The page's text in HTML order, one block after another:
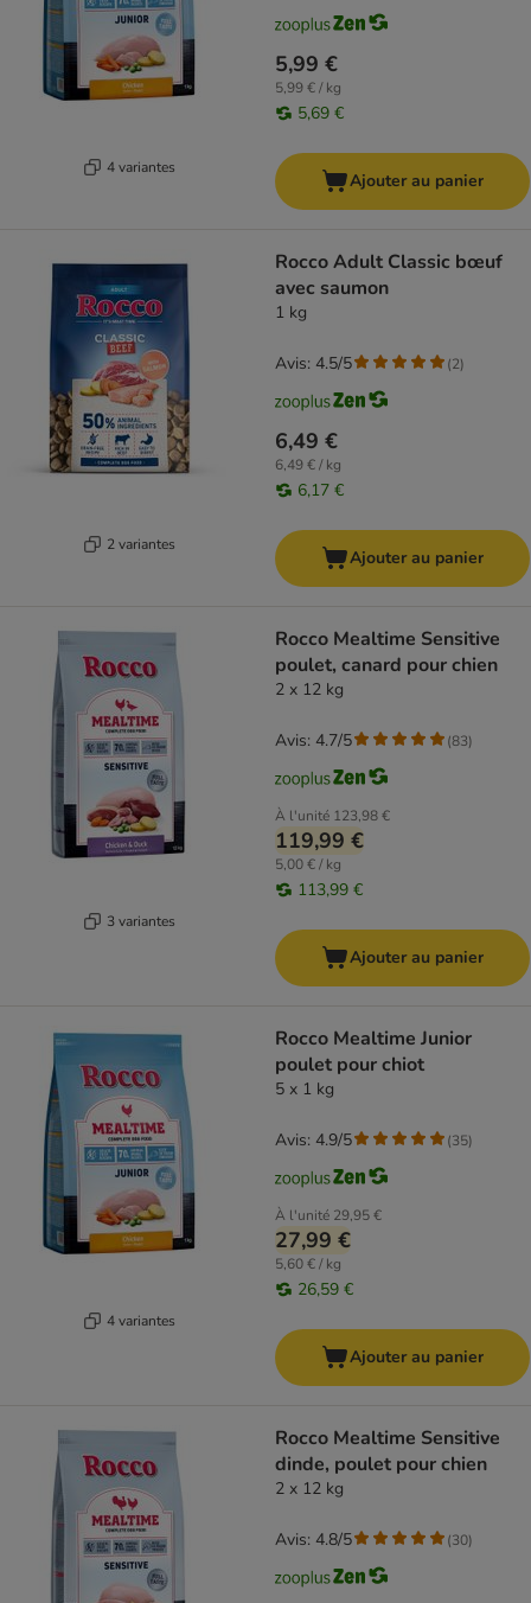
4 variantes
5,99 €
5,99 € / kg
5,69 €
Ajouter au panier
2 variantes
Rocco Adult Classic bœuf
avec saumon
1 kg
6,49 €
6,49 € / kg
6,17 €
Avis: 4.5/5 (2)
Ajouter au panier
3 variantes
Rocco Mealtime Sensitive
poulet, canard pour chien
2 x 12 kg
À l'unité 123,98 €
119,99 €
5,00 € / kg
113,99 €
Avis: 4.7/5 (83)
Ajouter au panier
4 variantes
Rocco Mealtime Junior
poulet pour chiot
5 x 1 kg
À l'unité 29,95 €
27,99 €
5,60 € / kg
26,59 €
Avis: 4.9/5 (35)
Ajouter au panier
Rocco Mealtime Sensitive
dinde, poulet pour chien
2 x 12 kg
Avis: 4.8/5 (30)